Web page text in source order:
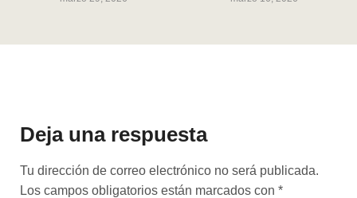
Deja una respuesta
Tu dirección de correo electrónico no será publicada.
Los campos obligatorios están marcados con *